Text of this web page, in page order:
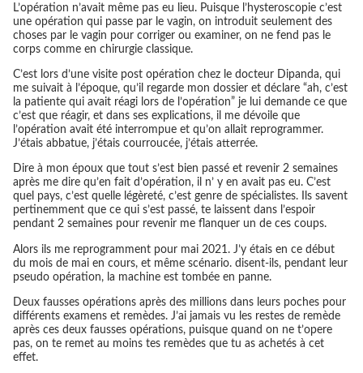
L’opération n’avait même pas eu lieu. Puisque l’hysteroscopie c’est
une opération qui passe par le vagin, on introduit seulement des
choses par le vagin pour corriger ou examiner, on ne fend pas le
corps comme en chirurgie classique.
C’est lors d’une visite post opération chez le docteur Dipanda, qui
me suivait à l’époque, qu’il regarde mon dossier et déclare “ah, c’est
la patiente qui avait réagi lors de l’opération” je lui demande ce que
c’est que réagir, et dans ses explications, il me dévoile que
l’opération avait été interrompue et qu’on allait reprogrammer.
J’étais abbatue, j’étais courroucée, j’étais atterrée.
Dire à mon époux que tout s’est bien passé et revenir 2 semaines
après me dire qu’en fait d’opération, il n’ y en avait pas eu. C’est
quel pays, c’est quelle légèreté, c’est genre de spécialistes. Ils savent
pertinemment que ce qui s’est passé, te laissent dans l’espoir
pendant 2 semaines pour revenir me flanquer un de ces coups.
Alors ils me reprogramment pour mai 2021. J’y étais en ce début
du mois de mai en cours, et même scénario. disent-ils, pendant leur
pseudo opération, la machine est tombée en panne.
Deux fausses opérations après des millions dans leurs poches pour
différents examens et remèdes. J’ai jamais vu les restes de remède
après ces deux fausses opérations, puisque quand on ne t’opere
pas, on te remet au moins tes remèdes que tu as achetés à cet
effet.